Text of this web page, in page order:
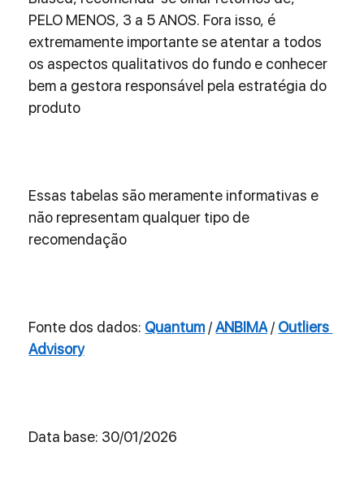
PELO MENOS, 3 a 5 ANOS. Fora isso, é
extremamente importante se atentar a todos
os aspectos qualitativos do fundo e conhecer
bem a gestora responsável pela estratégia do
produto
Essas tabelas são meramente informativas e
não representam qualquer tipo de
recomendação
Fonte dos dados: Quantum / ANBIMA / Outliers
Advisory
Data base: 30/01/2026